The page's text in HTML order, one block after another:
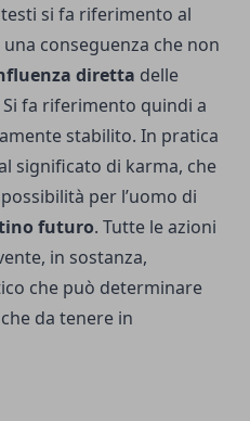
si fa riferimento al
conseguenza che non
diretta delle
fa riferimento quindi a
stabilito. In pratica
significato di karma, che
per l’uomo di
futuro. Tutte le azioni
in sostanza,
che può determinare
da tenere in